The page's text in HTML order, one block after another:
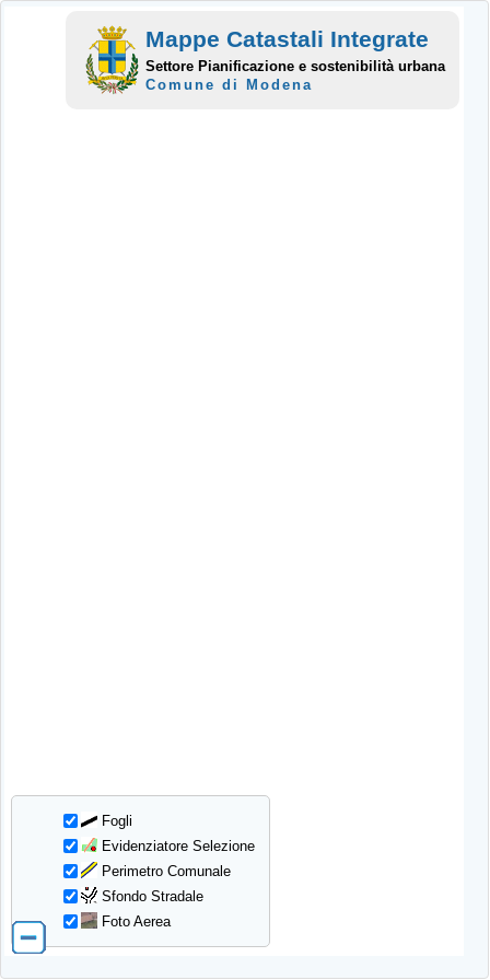
Fogli
Evidenziatore Selezione
Perimetro Comunale
Sfondo Stradale
Foto Aerea
Mappe Catastali Integrate
Settore Pianificazione e sostenibilità urbana
Comune di Modena